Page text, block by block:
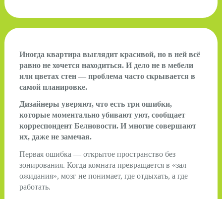
Иногда квартира выглядит красивой, но в ней всё
равно не хочется находиться. И дело не в мебели
или цветах стен — проблема часто скрывается в
самой планировке.
Дизайнеры уверяют, что есть три ошибки,
которые моментально убивают уют, сообщает
корреспондент Белновости. И многие совершают
их, даже не замечая.
Первая ошибка — открытое пространство без
зонирования. Когда комната превращается в «зал
ожидания», мозг не понимает, где отдыхать, а где
работать.